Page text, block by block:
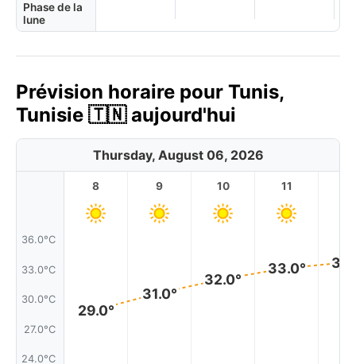
Phase de la
lune
Prévision horaire pour Tunis,
Tunisie 🇹🇳 aujourd'hui
Thursday, August 06, 2026
36.0°C
33.0°C
30.0°C
27.0°C
24.0°C
8
29.0°
9
31.0°
10
32.0°
11
33.0°